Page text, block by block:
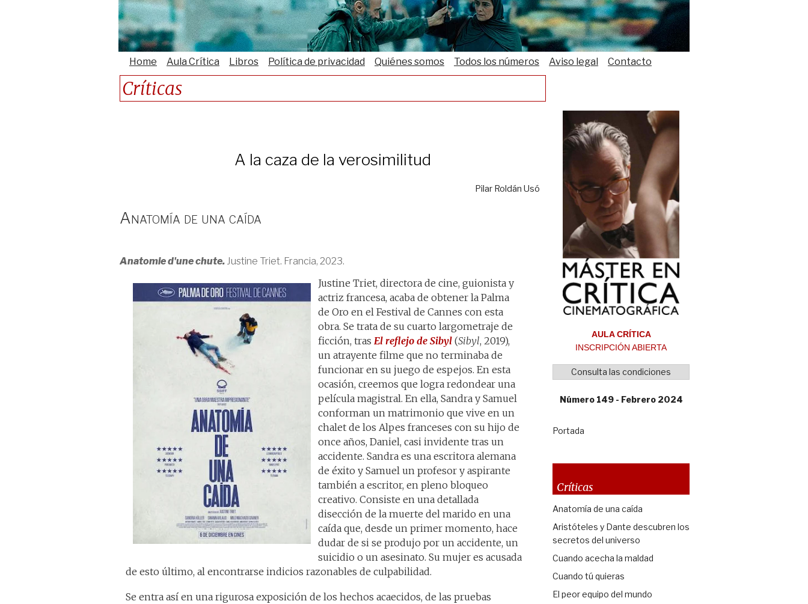
Home Aula Crítica Libros Política de privacidad Quiénes somos Todos los números Aviso legal Contacto
Críticas
A la caza de la verosimilitud
Pilar Roldán Usó
Anatomía de una caída
Anatomie d'une chute. Justine Triet. Francia, 2023.
Justine Triet, directora de cine, guionista y
actriz francesa, acaba de obtener la Palma
de Oro en el Festival de Cannes con esta
obra. Se trata de su cuarto largometraje de
ficción, tras El reflejo de Sibyl (Sibyl, 2019),
un atrayente filme que no terminaba de
funcionar en su juego de espejos. En esta
ocasión, creemos que logra redondear una
película magistral. En ella, Sandra y Samuel
conforman un matrimonio que vive en un
chalet de los Alpes franceses con su hijo de
once años, Daniel, casi invidente tras un
accidente. Sandra es una escritora alemana
de éxito y Samuel un profesor y aspirante
también a escritor, en pleno bloqueo
creativo. Consiste en una detallada
disección de la muerte del marido en una
caída que, desde un primer momento, hace
dudar de si se produjo por un accidente, un
suicidio o un asesinato. Su mujer es acusada
de esto último, al encontrarse indicios razonables de culpabilidad.
Se entra así en una rigurosa exposición de los hechos acaecidos, de las pruebas
AULA CRÍTICA
INSCRIPCIÓN ABIERTA
Consulta las condiciones
Número 149 - Febrero 2024
Portada
Críticas
Anatomía de una caída
Aristóteles y Dante descubren los
secretos del universo
Cuando acecha la maldad
Cuando tú quieras
El peor equipo del mundo